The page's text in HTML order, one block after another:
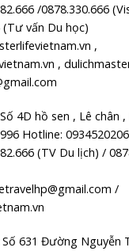
/0878.330.666
(Tư vấn Du học)
,
,
Số 4D hồ sen , Lê chân
Hotline:
(TV Du lịch) /
/
Số 631 Đường Nguyễn